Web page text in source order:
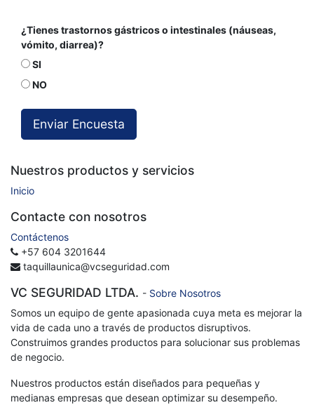
¿Tienes trastornos gástricos o intestinales (náuseas,
vómito, diarrea)?
SI
NO
Enviar Encuesta
Nuestros productos y servicios
Inicio
Contacte con nosotros
Contáctenos
+57 604 3201644
taquillaunica@vcseguridad.com
VC SEGURIDAD LTDA. - Sobre Nosotros
Somos un equipo de gente apasionada cuya meta es mejorar la
vida de cada uno a través de productos disruptivos.
Construimos grandes productos para solucionar sus problemas
de negocio.
Nuestros productos están diseñados para pequeñas y
medianas empresas que desean optimizar su desempeño.